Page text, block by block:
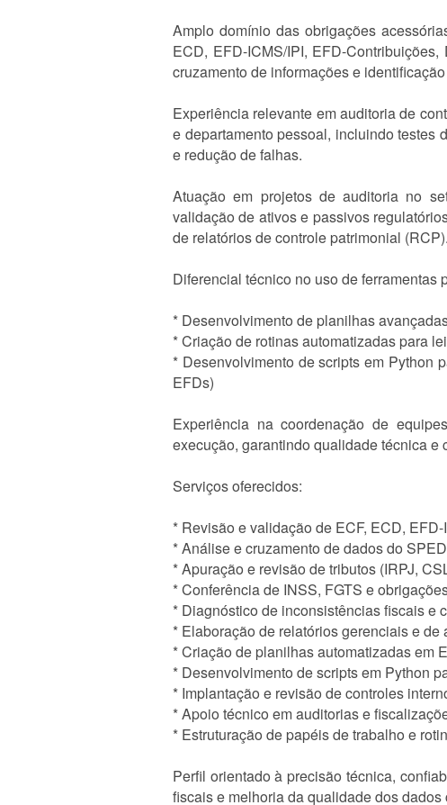
Amplo domínio das obrigações
ECD, EFD-ICMS/IPI, EFD-
cruzamento de informações e
Experiência relevante em auditoria de
e departamento pessoal, incluindo testes
e redução de falhas.
Atuação em projetos de auditoria no
validação de ativos e passivos
de relatórios de controle patrimonial (RCP).
Diferencial técnico no uso de ferramentas
* Desenvolvimento de planilhas
* Criação de rotinas automatizadas para
* Desenvolvimento de scripts em Python
EFDs)
Experiência na coordenação de
execução, garantindo qualidade técnica e
Serviços oferecidos:
* Revisão e validação de ECF, ECD,
* Análise e cruzamento de dados do
* Apuração e revisão de tributos (IRPJ,
* Conferência de INSS, FGTS e
* Diagnóstico de inconsistências fiscais e
* Elaboração de relatórios gerenciais e de
* Criação de planilhas automatizadas em
* Desenvolvimento de scripts em Python
* Implantação e revisão de controles
* Apoio técnico em auditorias e
* Estruturação de papéis de trabalho e
Perfil orientado à precisão técnica,
fiscais e melhoria da qualidade dos dados